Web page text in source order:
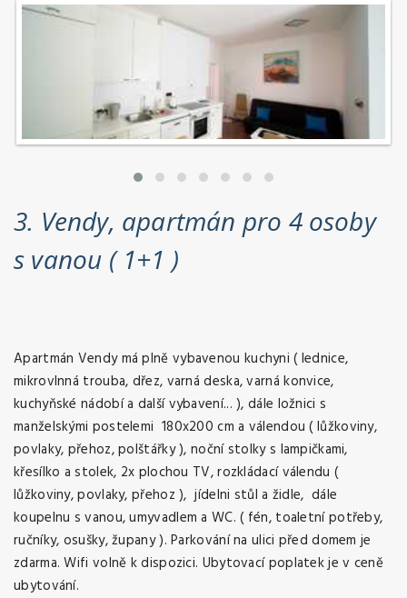
3. Vendy, apartmán pro 4 osoby
s vanou ( 1+1 )
Apartmán Vendy má plně vybavenou kuchyni ( lednice,
mikrovlnná trouba, dřez, varná deska, varná konvice,
kuchyňské nádobí a další vybavení... ), dále ložnici s
manželskými postelemi 180x200 cm a válendou ( lůžkoviny,
povlaky, přehoz, polštářky ), noční stolky s lampičkami,
křesílko a stolek, 2x plochou TV, rozkládací válendu (
lůžkoviny, povlaky, přehoz ), jídelni stůl a židle, dále
koupelnu s vanou, umyvadlem a WC. ( fén, toaletní potřeby,
ručníky, osušky, župany ). Parkování na ulici před domem je
zdarma. Wifi volně k dispozici. Ubytovací poplatek je v ceně
ubytování.